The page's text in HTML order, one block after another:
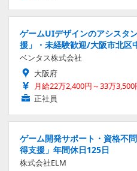
ゲームUIデザインのアシスタ
援」・未経験歓迎/大阪市北区
ベンタス株式会社
大阪府
月給22万2,400円～33万3,500
正社員
ゲーム開発サポート・資格不
得支援」年間休日125日
株式会社ELM